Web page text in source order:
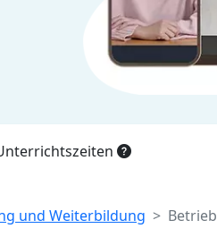
und Weiterbildung